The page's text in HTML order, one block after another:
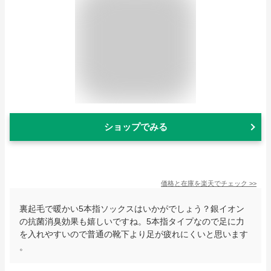
ショップでみる
価格と在庫を楽天でチェック >>
裏起毛で暖かい5本指ソックスはいかがでしょう？銀イオン
の抗菌消臭効果も嬉しいですね。5本指タイプなので足に力
を入れやすいので普通の靴下より足が疲れにくいと思います
。